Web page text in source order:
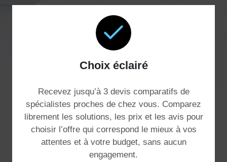
Choix éclairé
Recevez jusqu’à 3 devis comparatifs de
spécialistes proches de chez vous. Comparez
librement les solutions, les prix et les avis pour
choisir l’offre qui correspond le mieux à vos
attentes et à votre budget, sans aucun
engagement.